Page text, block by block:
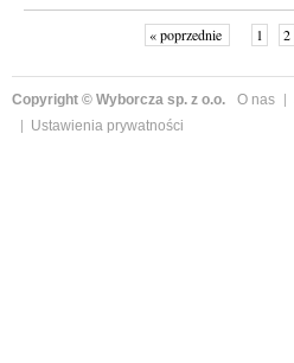
« poprzednie 1 2
Copyright © Wyborcza sp. z o.o. O nas
Ustawienia prywatności